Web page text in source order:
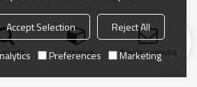
categoría Enviar consulta
Accept Selection
Reject All
Preferences Marketing